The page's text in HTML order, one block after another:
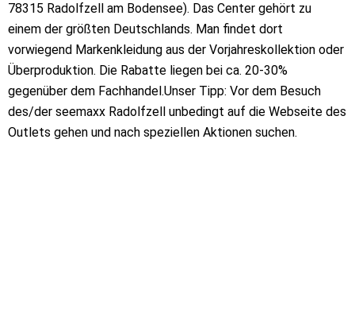
78315 Radolfzell am Bodensee). Das Center gehört zu
einem der größten Deutschlands. Man findet dort
vorwiegend Markenkleidung aus der Vorjahreskollektion oder
Überproduktion. Die Rabatte liegen bei ca. 20-30%
gegenüber dem Fachhandel.Unser Tipp: Vor dem Besuch
des/der seemaxx Radolfzell unbedingt auf die Webseite des
Outlets gehen und nach speziellen Aktionen suchen.